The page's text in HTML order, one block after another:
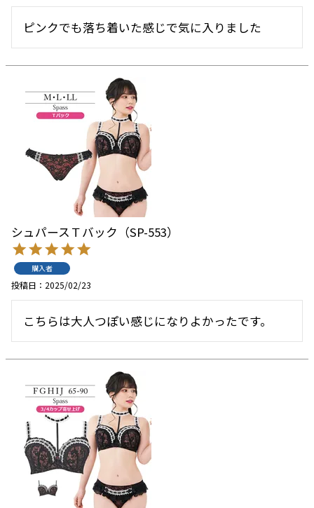
ピンクでも落ち着いた感じで気に入りました
シュパースＴバック（SP-553）
購入者
投稿日 2025/02/23
こちらは大人つぽい感じになりよかったです。